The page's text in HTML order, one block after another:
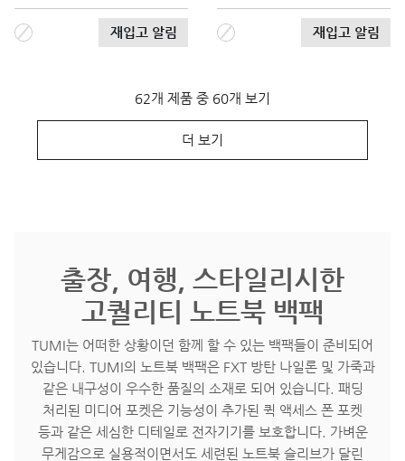
재입고 알림 재입고 알림
62개 제품 중 60개 보기
더 보기
출장, 여행, 스타일리시한
고퀄리티 노트북 백팩
TUMI는 어떠한 상황이던 함께 할 수 있는 백팩들이 준비되어
있습니다. TUMI의 노트북 백팩은 FXT 방탄 나일론 및 가죽과
같은 내구성이 우수한 품질의 소재로 되어 있습니다. 패딩
처리된 미디어 포켓은 기능성이 추가된 퀵 액세스 폰 포켓
등과 같은 세심한 디테일로 전자기기를 보호합니다. 가벼운
무게감으로 실용적이면서도 세련된 노트북 슬리브가 달린